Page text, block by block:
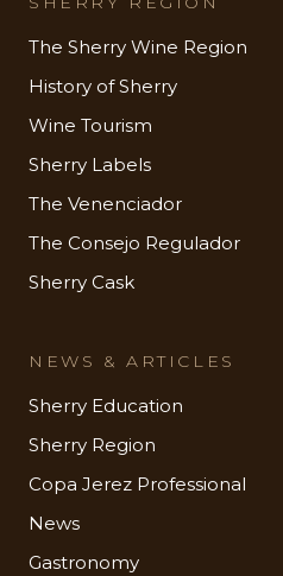
The Sherry Wine Region
History of Sherry
Wine Tourism
Sherry Labels
The Venenciador
The Consejo Regulador
Sherry Cask
NEWS & ARTICLES
Sherry Education
Sherry Region
Copa Jerez Professional
News
Gastronomy